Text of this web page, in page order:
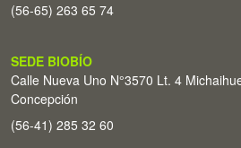
(56-65) 263 65 74
SEDE BIOBÍO
Calle Nueva Uno N°3570 Lt. 4
Concepción
(56-41) 285 32 60